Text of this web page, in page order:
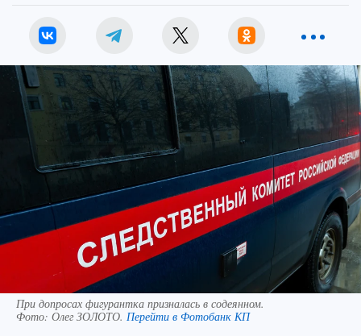
При допросах фигурантка призналась в содеянном.
Фото: Олег ЗОЛОТО. Перейти в Фотобанк КП